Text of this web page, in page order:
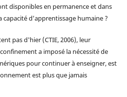
disponibles en permanence et dans
d’apprentissage humaine ?
pas d'hier (CTIE, 2006), leur
a imposé la nécessité de
pour continuer à enseigner, est
est plus que jamais